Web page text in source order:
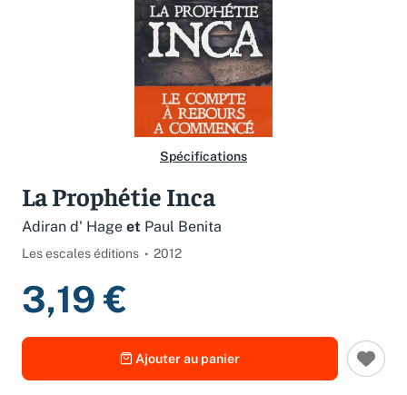
Vous n'avez pas trouvé l'article que vous cherchiez ?
Activez les notifications dans votre compte pour être alerté dès
qu'il est en stock.
Créer une alerte
Spécifications
La Prophétie Inca
Adiran d' Hage et Paul Benita
Les escales éditions 2012
3,19 €
Ajouter au panier